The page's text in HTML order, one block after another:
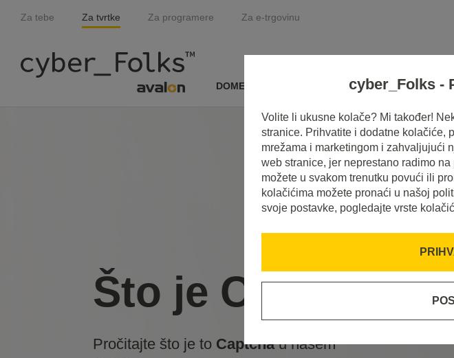
Za tebe Za tvrtke Za programere Za e-trgovinu
DOMENE I SSL HOSTING SERVERI
Što je Captcha?
Pročitajte što je to Captchau našem
cyber_Folks -
Volite li ukusne kolače? Mi također!
stranice. Prihvatite i dodatne kolačiće,
mrežama i marketingom i zahvaljujući
web stranice, jer neprestano radimo
možete u svakom trenutku povući ili
kolačićima možete pronaći u našoj
svoje postavke, pogledajte vrste